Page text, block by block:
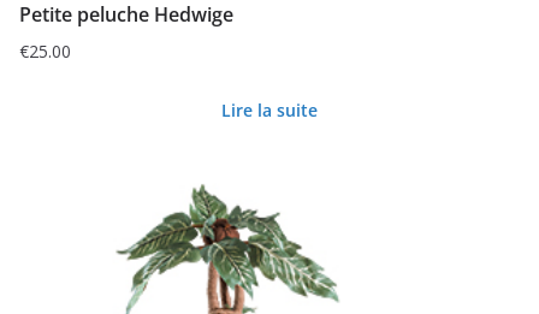
Petite peluche Hedwige
€25.00
Lire la suite